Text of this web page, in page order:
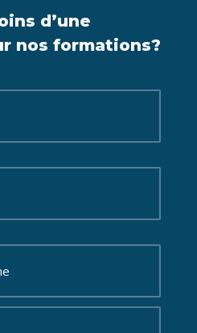
d’une
nos formations?